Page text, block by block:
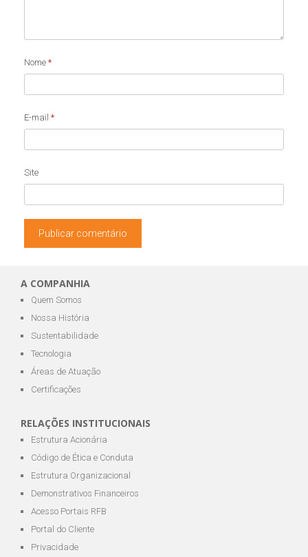
Nome *
E-mail *
Site
A COMPANHIA
Quem Somos
Nossa História
Sustentabilidade
Tecnologia
Áreas de Atuação
Certificações
RELAÇÕES INSTITUCIONAIS
Estrutura Acionária
Código de Ética e Conduta
Estrutura Organizacional
Demonstrativos Financeiros
Acesso Portais RFB
Portal do Cliente
Privacidade